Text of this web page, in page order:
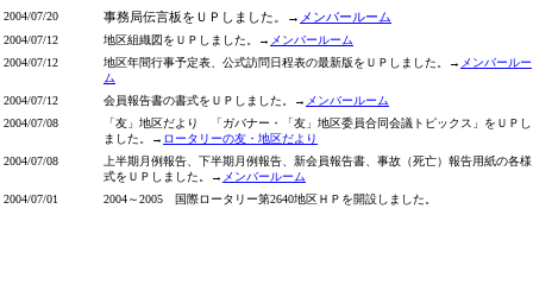
2004/07/20 事務局伝言板をＵＰしました。→ メンバールーム
2004/07/12 地区組織図をＵＰしました。→ メンバールーム
2004/07/12
地区年間行事予定表、公式訪問日程表の最新版をＵＰしました。→ メンバールー
ム
2004/07/12
会員報告書の書式をＵＰしました。→ メンバールーム
2004/07/08
「友」地区だより 「ガバナー・「友」地区委員合同会議トピックス」をＵＰし
ました。→ ロータリーの友・地区だより
2004/07/08
上半期月例報告、下半期月例報告、新会員報告書、事故（死亡）報告用紙の各様
式をＵＰしました。→ メンバールーム
2004/07/01
2004～2005 国際ロータリー第2640地区ＨＰを開設しました。